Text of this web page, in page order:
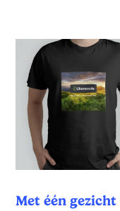
Met één